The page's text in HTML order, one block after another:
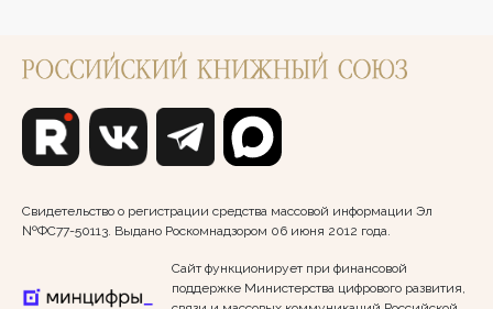
Свидетельство о регистрации средства массовой информации Эл
№ФС77-50113. Выдано Роскомнадзором 06 июня 2012 года.
Сайт функционирует при финансовой
поддержке Министерства цифрового развития,